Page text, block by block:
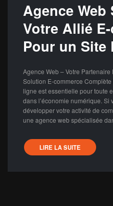
Agence Web
Votre Allié
Pour un Site
Agence Web – Votre
Solution E-commerce
ligne est essentielle pour toute
dans l’économie numérique.
développer votre activité de
une agence web spécialisée
LIRE LA SUITE